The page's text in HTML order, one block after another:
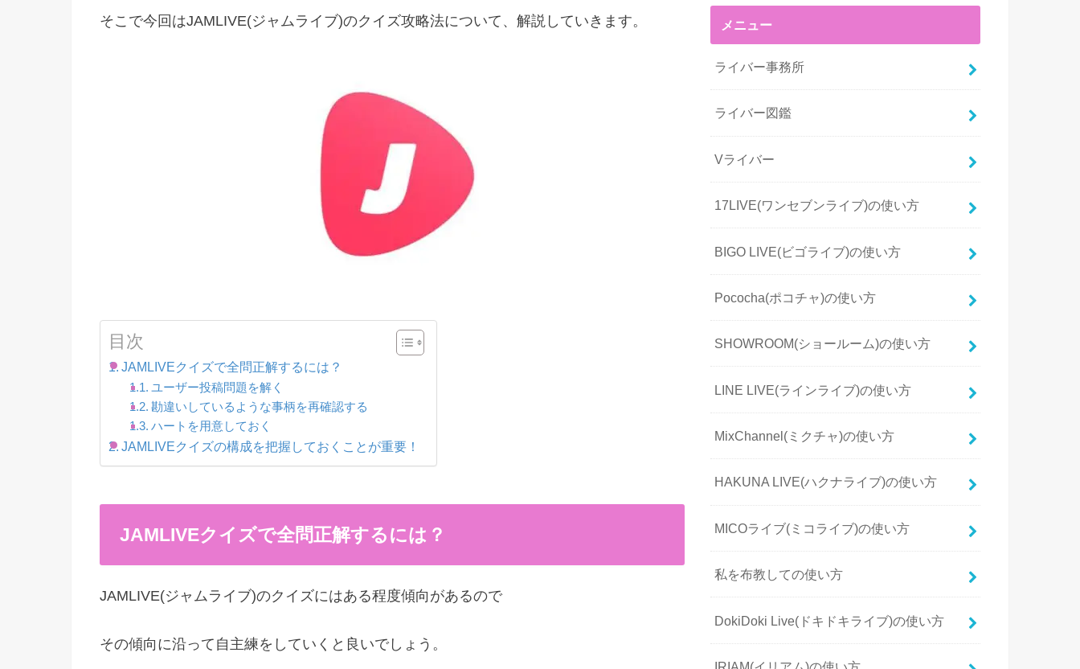
そこで今回はJAMLIVE(ジャムライブ)のクイズ攻略法について、解説していきます。
目次
JAMLIVEクイズで全問正解するには？
ユーザー投稿問題を解く
勘違いしているような事柄を再確認する
ハートを用意しておく
JAMLIVEクイズの構成を把握しておくことが重要！
JAMLIVEクイズで全問正解するには？
JAMLIVE(ジャムライブ)のクイズにはある程度傾向があるので
その傾向に沿って自主練をしていくと良いでしょう。
メニュー
ライバー事務所
ライバー図鑑
Vライバー
17LIVE(ワンセブンライブ)の使い方
BIGO LIVE(ビゴライブ)の使い方
Pococha(ポコチャ)の使い方
SHOWROOM(ショールーム)の使い方
LINE LIVE(ラインライブ)の使い方
MixChannel(ミクチャ)の使い方
HAKUNA LIVE(ハクナライブ)の使い方
MICOライブ(ミコライブ)の使い方
私を布教しての使い方
DokiDoki Live(ドキドキライブ)の使い方